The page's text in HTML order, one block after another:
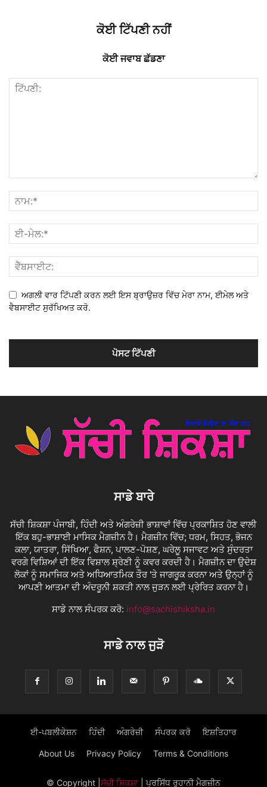
ਕੋਈ ਟਿੱਪਣੀ ਨਹੀਂ
ਕੋਈ ਜਵਾਬ ਛੱਡਣਾ
ਅਗਲੀ ਵਾਰ ਟਿੱਪਣੀ ਕਰਨ ਲਈ ਇਸ ਬ੍ਰਾਉਜ਼ਰ ਵਿੱਚ ਮੇਰਾ ਨਾਮ, ਈਮੇਲ ਅਤੇ
ਵੈਬਸਾਈਟ ਸੁਰੱਖਿਅਤ ਕਰੋ.
ਸਾਡੇ ਬਾਰੇ
ਸੱਚੀ ਸ਼ਿਕਸ਼ਾ ਪੰਜਾਬੀ, ਹਿੰਦੀ ਅਤੇ ਅੰਗਰੇਜ਼ੀ ਭਾਸ਼ਾਵਾਂ ਵਿੱਚ ਪ੍ਰਕਾਸ਼ਿਤ ਹੋਣ ਵਾਲੀ
ਇੱਕ ਬਹੁ-ਭਾਸ਼ਾਈ ਮਾਸਿਕ ਮੈਗਜ਼ੀਨ ਹੈ। ਮੈਗਜ਼ੀਨ ਵਿੱਚ; ਧਰਮ, ਸਿਹਤ, ਭੋਜਨ
ਕਲਾ, ਯਾਤਰਾ, ਸਿੱਖਿਆ, ਫੈਸ਼ਨ, ਪਾਲਣ-ਪੋਸ਼ਣ, ਘਰੇਲੂ ਸਜਾਵਟ ਅਤੇ ਸੁੰਦਰਤਾ
ਵਰਗੇ ਵਿਸ਼ਿਆਂ ਦੀ ਇੱਕ ਵਿਸ਼ਾਲ ਸ਼੍ਰੇਣੀ ਨੂੰ ਕਵਰ ਕਰਦੀ ਹੈ। ਮੈਗਜ਼ੀਨ ਦਾ ਉਦੇਸ਼
ਲੋਕਾਂ ਨੂੰ ਸਮਾਜਿਕ ਅਤੇ ਅਧਿਆਤਮਿਕ ਤੌਰ 'ਤੇ ਜਾਗਰੂਕ ਕਰਨਾ ਅਤੇ ਉਨ੍ਹਾਂ ਨੂੰ
ਆਪਣੀ ਆਤਮਾ ਦੀ ਅੰਦਰੂਨੀ ਸ਼ਕਤੀ ਨਾਲ ਜੁੜਨ ਲਈ ਪ੍ਰੇਰਿਤ ਕਰਨਾ ਹੈ।
ਸਾਡੇ ਨਾਲ ਸੰਪਰਕ ਕਰੋ: info@sachishiksha.in
ਸਾਡੇ ਨਾਲ ਜੁੜੋ
ਈ-ਪਬਲੀਕੇਸ਼ਨ ਹਿੰਦੀ ਅੰਗਰੇਜ਼ੀ ਸੰਪਰਕ ਕਰੋ ਇਸ਼ਤਿਹਾਰ
About Us Privacy Policy Terms & Conditions
© Copyright ਸੱਚੀ ਸ਼ਿਕਸ਼ਾ| ਪ੍ਰਸਿੱਧ ਰੂਹਾਨੀ ਮੈਗਜ਼ੀਨ